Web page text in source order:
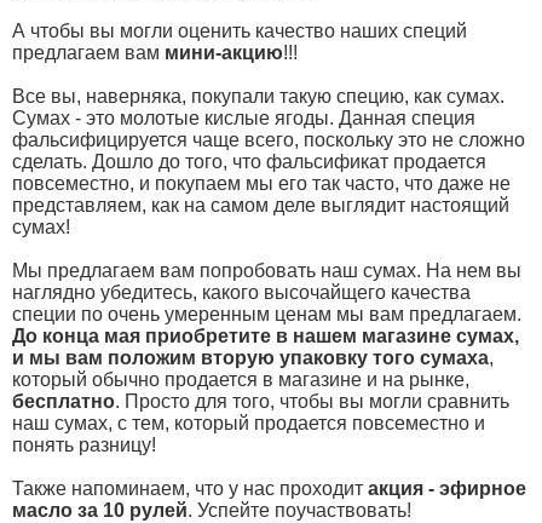
А чтобы вы могли оценить качество наших специй
предлагаем вам мини-акцию!!!
Все вы, наверняка, покупали такую специю, как сумах.
Сумах - это молотые кислые ягоды. Данная специя
фальсифицируется чаще всего, поскольку это не сложно
сделать. Дошло до того, что фальсификат продается
повсеместно, и покупаем мы его так часто, что даже не
представляем, как на самом деле выглядит настоящий
сумах!
Мы предлагаем вам попробовать наш сумах. На нем вы
наглядно убедитесь, какого высочайщего качества
специи по очень умеренным ценам мы вам предлагаем.
До конца мая приобретите в нашем магазине сумах,
и мы вам положим вторую упаковку того сумаха,
который обычно продается в магазине и на рынке,
бесплатно. Просто для того, чтобы вы могли сравнить
наш сумах, с тем, который продается повсеместно и
понять разницу!
Также напоминаем, что у нас проходит акция - эфирное
масло за 10 рулей. Успейте поучаствовать!